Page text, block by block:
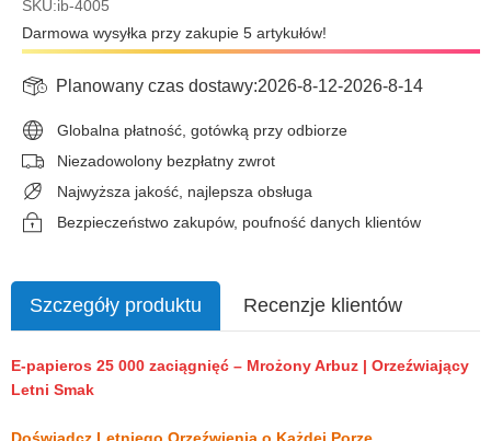
SKU:ib-4005
Darmowa wysyłka przy zakupie 5 artykułów!
Planowany czas dostawy:2026-8-12-2026-8-14
Globalna płatność, gotówką przy odbiorze
Niezadowolony bezpłatny zwrot
Najwyższa jakość, najlepsza obsługa
Bezpieczeństwo zakupów, poufność danych klientów
Szczegóły produktu Recenzje klientów
E-papieros 25 000 zaciągnięć – Mrożony Arbuz | Orzeźwiający
Letni Smak
Doświadcz Letniego Orzeźwienia o Każdej Porze